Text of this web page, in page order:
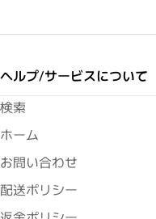
ヘルプ/サービスについて
検索
ホーム
お問い合わせ
配送ポリシー